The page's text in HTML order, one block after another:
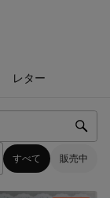
レター
すべて 販売中